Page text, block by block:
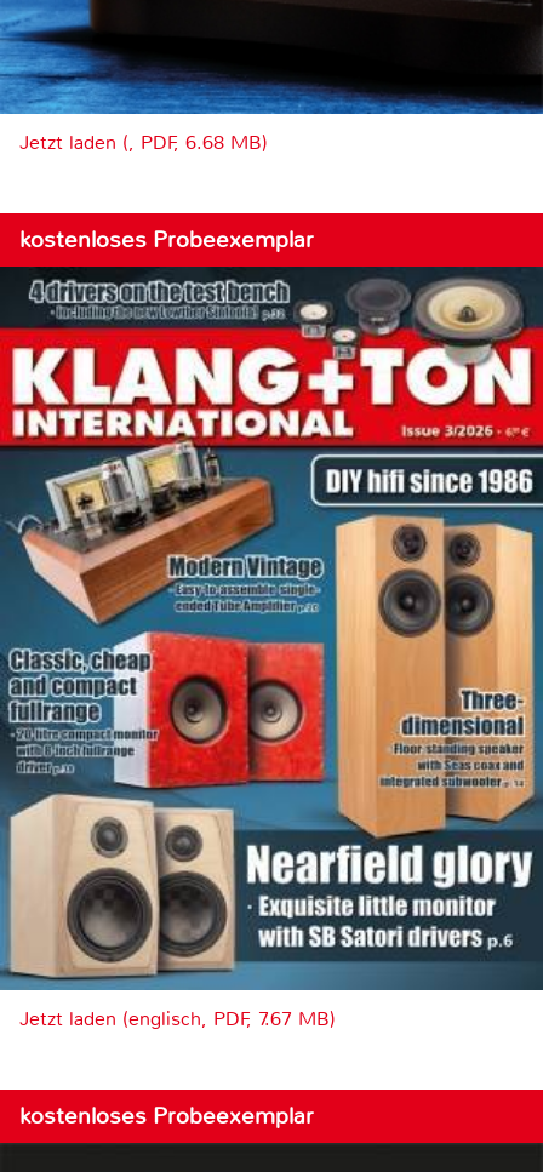
Jetzt laden (, PDF, 6.68 MB)
kostenloses Probeexemplar
Jetzt laden (englisch, PDF, 7.67 MB)
kostenloses Probeexemplar